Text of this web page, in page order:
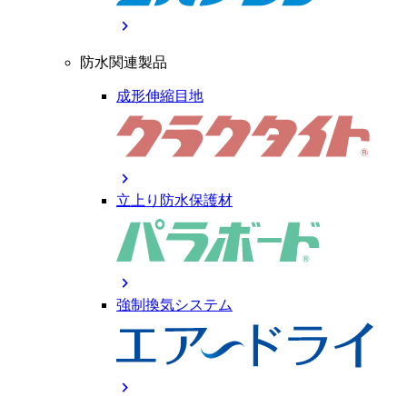
chevron_right
防水関連製品
成形伸縮目地
chevron_right
立上り防水保護材
chevron_right
強制換気システム
chevron_right